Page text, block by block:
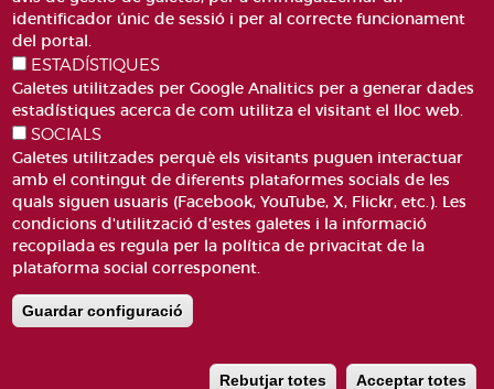
PLAÇA DE SANT LLORENÇ, 4 VALÈNCIA 46003
CORREU
Pie
de
página
ACCESIBILITAT
AVÍS LEGAL
CANAL DE DENÚNCIES
GLOSSARI
PREGUNTES FREQÜENTS
MAPA WEB
identificador únic de sessió i per al correcte funcionament
del portal.
ESTADÍSTIQUES
Galetes utilitzades per Google Analitics per a generar dades
estadístiques acerca de com utilitza el visitant el lloc web.
SOCIALS
Galetes utilitzades perquè els visitants puguen interactuar
amb el contingut de diferents plataformes socials de les
quals siguen usuaris (Facebook, YouTube, X, Flickr, etc.). Les
condicions d'utilització d'estes galetes i la informació
recopilada es regula per la política de privacitat de la
plataforma social corresponent.
Guardar configuració
Rebutjar totes Acceptar totes